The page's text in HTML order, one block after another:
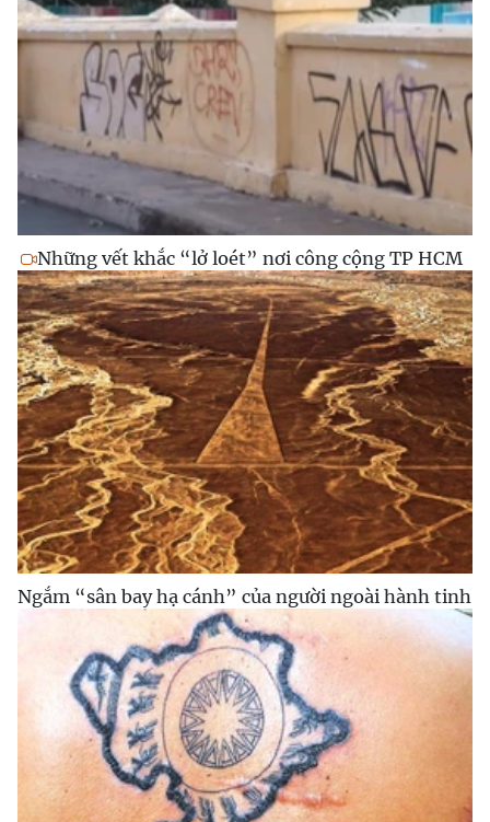
Những vết khắc “lở loét” nơi công cộng TP HCM
Ngắm “sân bay hạ cánh” của người ngoài hành tinh